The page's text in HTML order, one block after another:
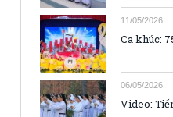
11/05/2026
Ca khúc:
06/05/2026
Video: